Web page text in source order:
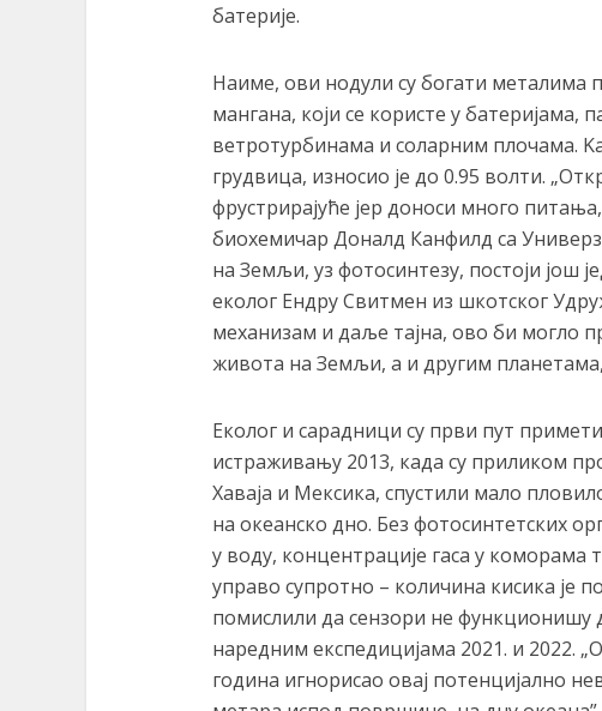
батерије.
Наиме, ови нодули су богати металима
мангана, који се користе у
ветротурбинама и соларним плочама.
грудвица, износио је до 0.95 волти.
фрустрирајуће јер доноси много
биохемичар Доналд Канфилд са
на Земљи, уз фотосинтезу, постоји још
еколог Ендру Свитмен из шкотског
механизам и даље тајна, ово би могло
живота на Земљи, а и другим
Еколог и сарадници су први пут
истраживању 2013, када су приликом
Хаваја и Мексика, спустили мало
на океанско дно. Без фотосинтетских
у воду, концентрације гаса у коморама
управо супротно – количина кисика је
помислили да сензори не функционишу
наредним експедицијама 2021. и 2022.
година игнорисао овај потенцијално